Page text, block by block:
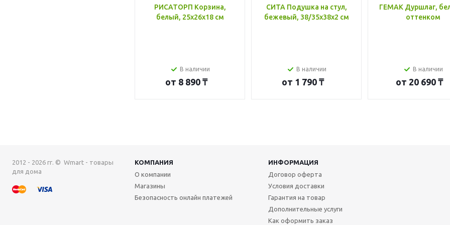
РИСАТОРП Корзина,
белый, 25x26x18 см
В наличии
от 8 890 ₸
СИТА Подушка на стул,
бежевый, 38/35x38x2 см
В наличии
от 1 790 ₸
ГЕМАК Дуршлаг,
оттенком
В наличии
от 20 690 ₸
2012 - 2026 гг. © Wmart - товары
для дома
КОМПАНИЯ
ИНФОРМАЦИЯ
О компании
Магазины
Безопасность онлайн платежей
Договор оферта
Условия доставки
Гарантия на товар
Дополнительные услуги
Как оформить заказ